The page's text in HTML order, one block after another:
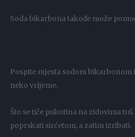
Soda bikarbona takođe može
Pospite mjesta sodom bikarbonom
neko vrijeme.
Što se tiče pukotina na zidovima
poprskati sirćetom, a zatim izribati.